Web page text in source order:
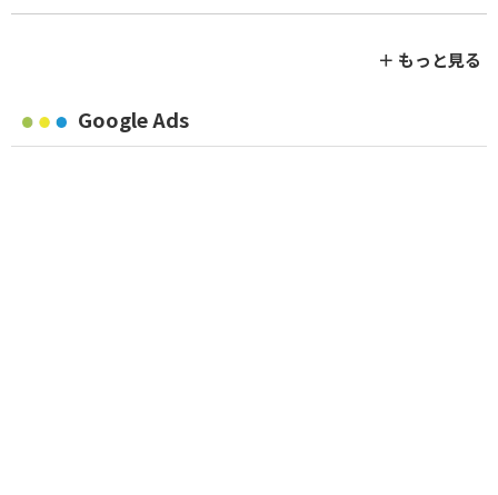
＋ もっと見る
Google Ads